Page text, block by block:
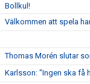
Bollkul!
Välkommen att spela
Thomas Morén slutar
Karlsson: "Ingen ska få